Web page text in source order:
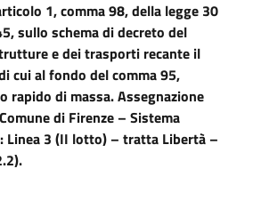
1, comma 98, della legge 30
sullo schema di decreto del
e dei trasporti recante il
cui al fondo del comma 95,
rapido di massa. Assegnazione
di Firenze – Sistema
Linea 3 (II lotto) – tratta Libertà –